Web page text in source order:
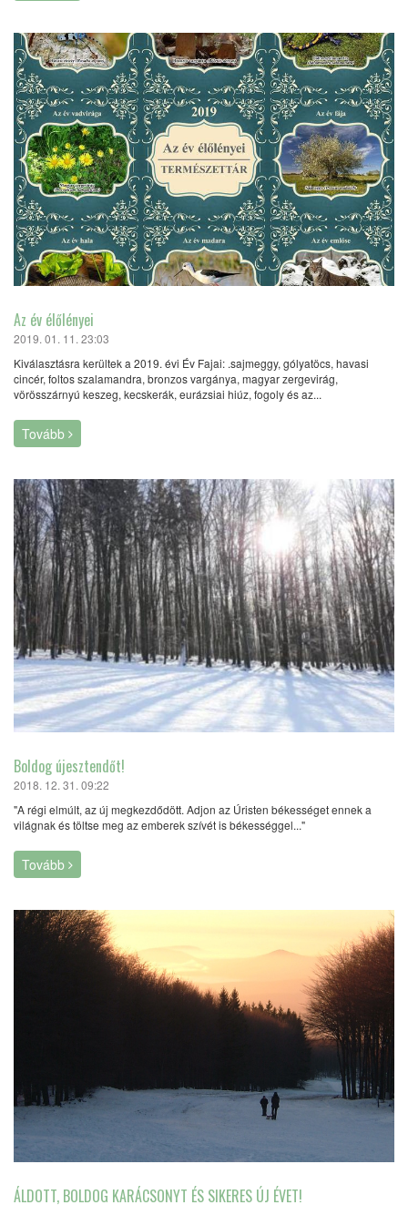
Az év élőlényei
2019. 01. 11. 23:03
Kiválasztásra kerültek a 2019. évi Év Fajai: .sajmeggy, gólyatöcs, havasi
cincér, foltos szalamandra, bronzos vargánya, magyar zergevirág,
vörösszárnyú keszeg, kecskerák, eurázsiai hiúz, fogoly és az...
Tovább
Boldog újesztendőt!
2018. 12. 31. 09:22
"A régi elmúlt, az új megkezdődött. Adjon az Úristen békességet ennek a
világnak és töltse meg az emberek szívét is békességgel..."
Tovább
ÁLDOTT, BOLDOG KARÁCSONYT ÉS SIKERES ÚJ ÉVET!